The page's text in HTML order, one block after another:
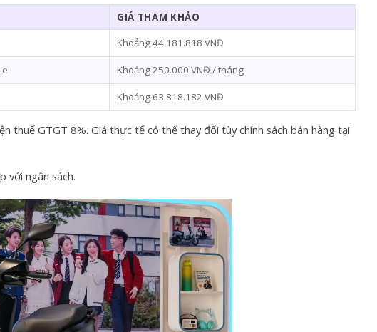
GIÁ THAM KHẢO
Khoảng 44.181.818 VNĐ
Khoảng 250.000 VNĐ / tháng
Khoảng 63.818.182 VNĐ
thuế GTGT 8%. Giá thực tế có thể thay đổi tùy chính sách bán hàng tại
với ngân sách.